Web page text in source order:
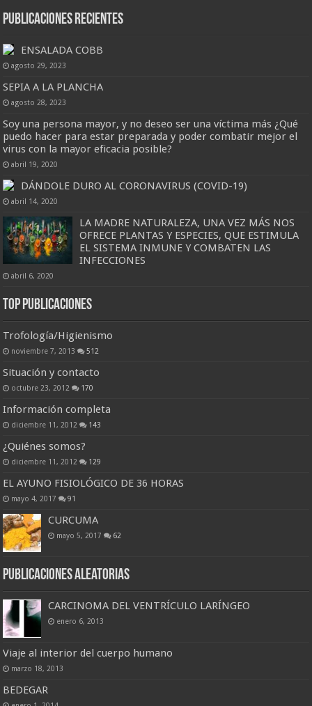
Publicaciones Recientes
ENSALADA COBB
agosto 29, 2023
SEPIA A LA PLANCHA
agosto 28, 2023
Soy una persona mayor, y no deseo ser una víctima más ¿Qué
puedo hacer para estar preparada y poder combatir mejor el
virus con la mayor eficacia posible?
abril 19, 2020
DÁNDOLE DURO AL CORONAVIRUS (COVID-19)
abril 14, 2020
LA MADRE NATURALEZA, UNA VEZ MÁS NOS
OFRECE PLANTAS Y ESPECIES, QUE ESTIMULA
EL SISTEMA INMUNE Y COMBATEN LAS
INFECCIONES
abril 6, 2020
Top Publicaciones
Trofología/Higienismo
noviembre 7, 2013 512
Situación y contacto
octubre 23, 2012 170
Información completa
diciembre 11, 2012 143
¿Quiénes somos?
diciembre 11, 2012 129
EL AYUNO FISIOLÓGICO DE 36 HORAS
mayo 4, 2017 91
CURCUMA
mayo 5, 2017 62
Publicaciones Aleatorias
CARCINOMA DEL VENTRÍCULO LARÍNGEO
enero 6, 2013
Viaje al interior del cuerpo humano
marzo 18, 2013
BEDEGAR